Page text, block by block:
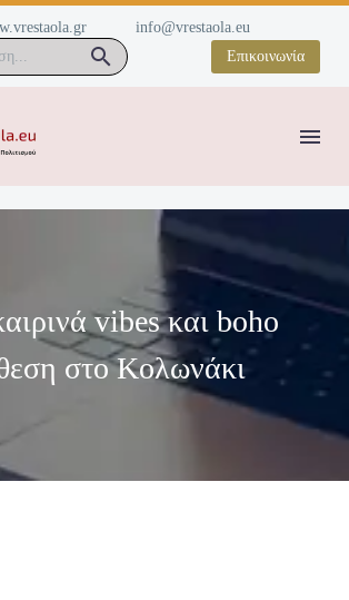
info@vrestaola.eu
Επικοινωνία
vibes και boho
στο Κολωνάκι